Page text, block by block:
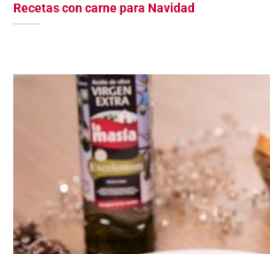
Recetas con carne para Navidad